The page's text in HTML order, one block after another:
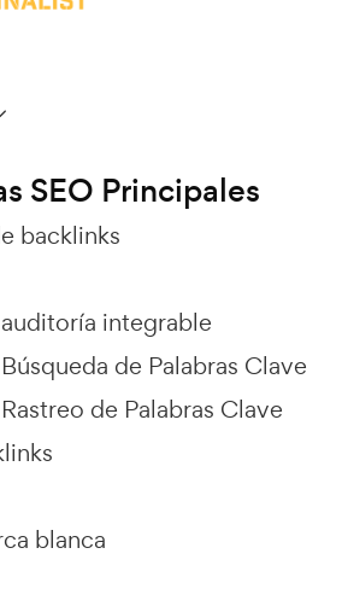
SEO Principales
backlinks
integrable
de Palabras Clave
de Palabras Clave
blanca